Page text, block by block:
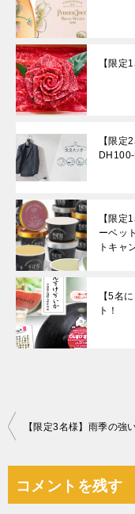
【限
【限
【限定
ーベッ
トキャ
【5名
ト！
投
ビ
コメントを残す